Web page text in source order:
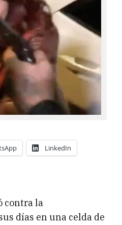
LinkedIn
contra la
días en una celda de